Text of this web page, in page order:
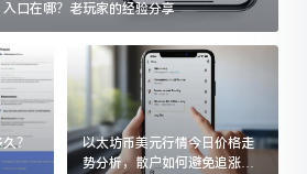
口在哪？老玩家的经验分享
？
以太坊币美元行情今日价格走
势分析，散户如何避免追涨杀